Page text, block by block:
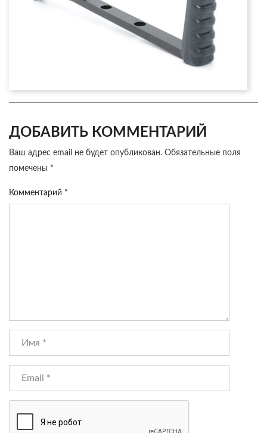
ДОБАВИТЬ КОММЕНТАРИЙ
Ваш адрес email не будет опубликован. Обязательные поля
помечены *
Комментарий *